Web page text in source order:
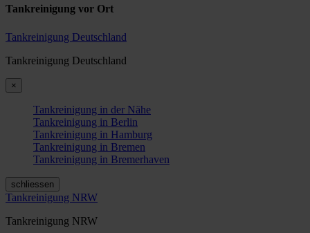
Tankreinigung vor Ort
Tankreinigung Deutschland
Tankreinigung Deutschland
×
Tankreinigung in der Nähe
Tankreinigung in Berlin
Tankreinigung in Hamburg
Tankreinigung in Bremen
Tankreinigung in Bremerhaven
schliessen
Tankreinigung NRW
Tankreinigung NRW